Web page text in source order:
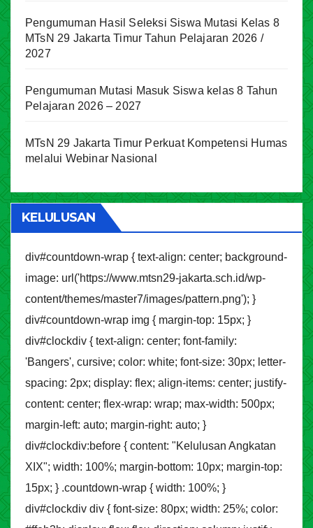
Pengumuman Hasil Seleksi Siswa Mutasi Kelas 8
MTsN 29 Jakarta Timur Tahun Pelajaran 2026 /
2027
Pengumuman Mutasi Masuk Siswa kelas 8 Tahun
Pelajaran 2026 – 2027
MTsN 29 Jakarta Timur Perkuat Kompetensi Humas
melalui Webinar Nasional
KELULUSAN
div#countdown-wrap { text-align: center; background-
image: url('https://www.mtsn29-jakarta.sch.id/wp-
content/themes/master7/images/pattern.png'); }
div#countdown-wrap img { margin-top: 15px; }
div#clockdiv { text-align: center; font-family:
'Bangers', cursive; color: white; font-size: 30px; letter-
spacing: 2px; display: flex; align-items: center; justify-
content: center; flex-wrap: wrap; max-width: 500px;
margin-left: auto; margin-right: auto; }
div#clockdiv:before { content: "Kelulusan Angkatan
XIX"; width: 100%; margin-bottom: 10px; margin-top:
15px; } .countdown-wrap { width: 100%; }
div#clockdiv div { font-size: 80px; width: 25%; color: